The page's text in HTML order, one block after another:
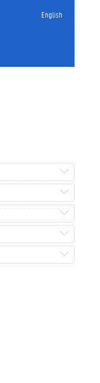
English